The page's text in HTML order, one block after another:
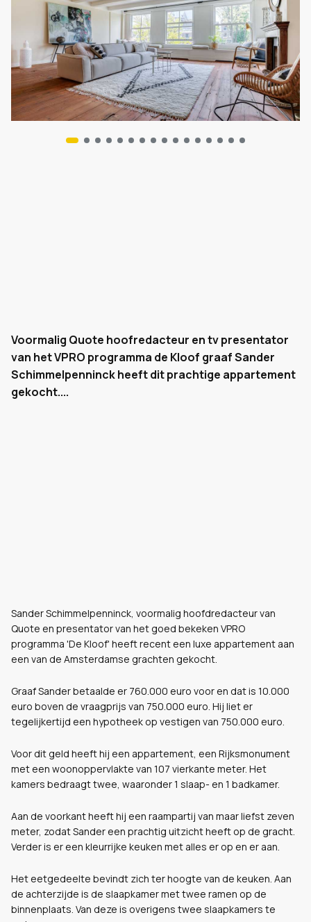
Voormalig Quote hoofredacteur en tv presentator
van het VPRO programma de Kloof graaf Sander
Schimmelpenninck heeft dit prachtige appartement
gekocht....
Sander Schimmelpenninck, voormalig hoofdredacteur van
Quote en presentator van het goed bekeken VPRO
programma 'De Kloof' heeft recent een luxe appartement aan
een van de Amsterdamse grachten gekocht.
Graaf Sander betaalde er 760.000 euro voor en dat is 10.000
euro boven de vraagprijs van 750.000 euro. Hij liet er
tegelijkertijd een hypotheek op vestigen van 750.000 euro.
Voor dit geld heeft hij een appartement, een Rijksmonument
met een woonoppervlakte van 107 vierkante meter. Het
kamers bedraagt twee, waaronder 1 slaap- en 1 badkamer.
Aan de voorkant heeft hij een raampartij van maar liefst zeven
meter, zodat Sander een prachtig uitzicht heeft op de gracht.
Verder is er een kleurrijke keuken met alles er op en er aan.
Het eetgedeelte bevindt zich ter hoogte van de keuken. Aan
de achterzijde is de slaapkamer met twee ramen op de
binnenplaats. Van deze is overigens twee slaapkamers te